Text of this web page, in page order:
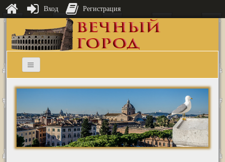
Вход Регистрация